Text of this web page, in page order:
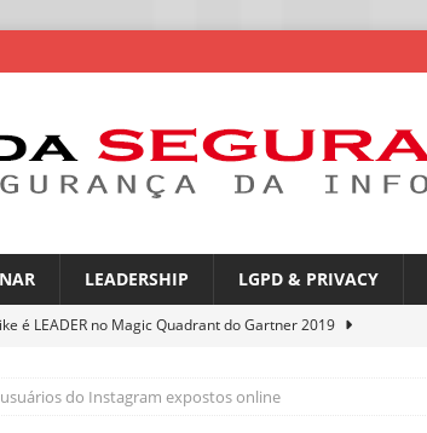
LEADERSHIP LGPD & PRIVACY
é LEADER no Magic Quadrant do Gartner 2019
é a segunda região mais exposta a ciberameaças
do Instagram expostos online